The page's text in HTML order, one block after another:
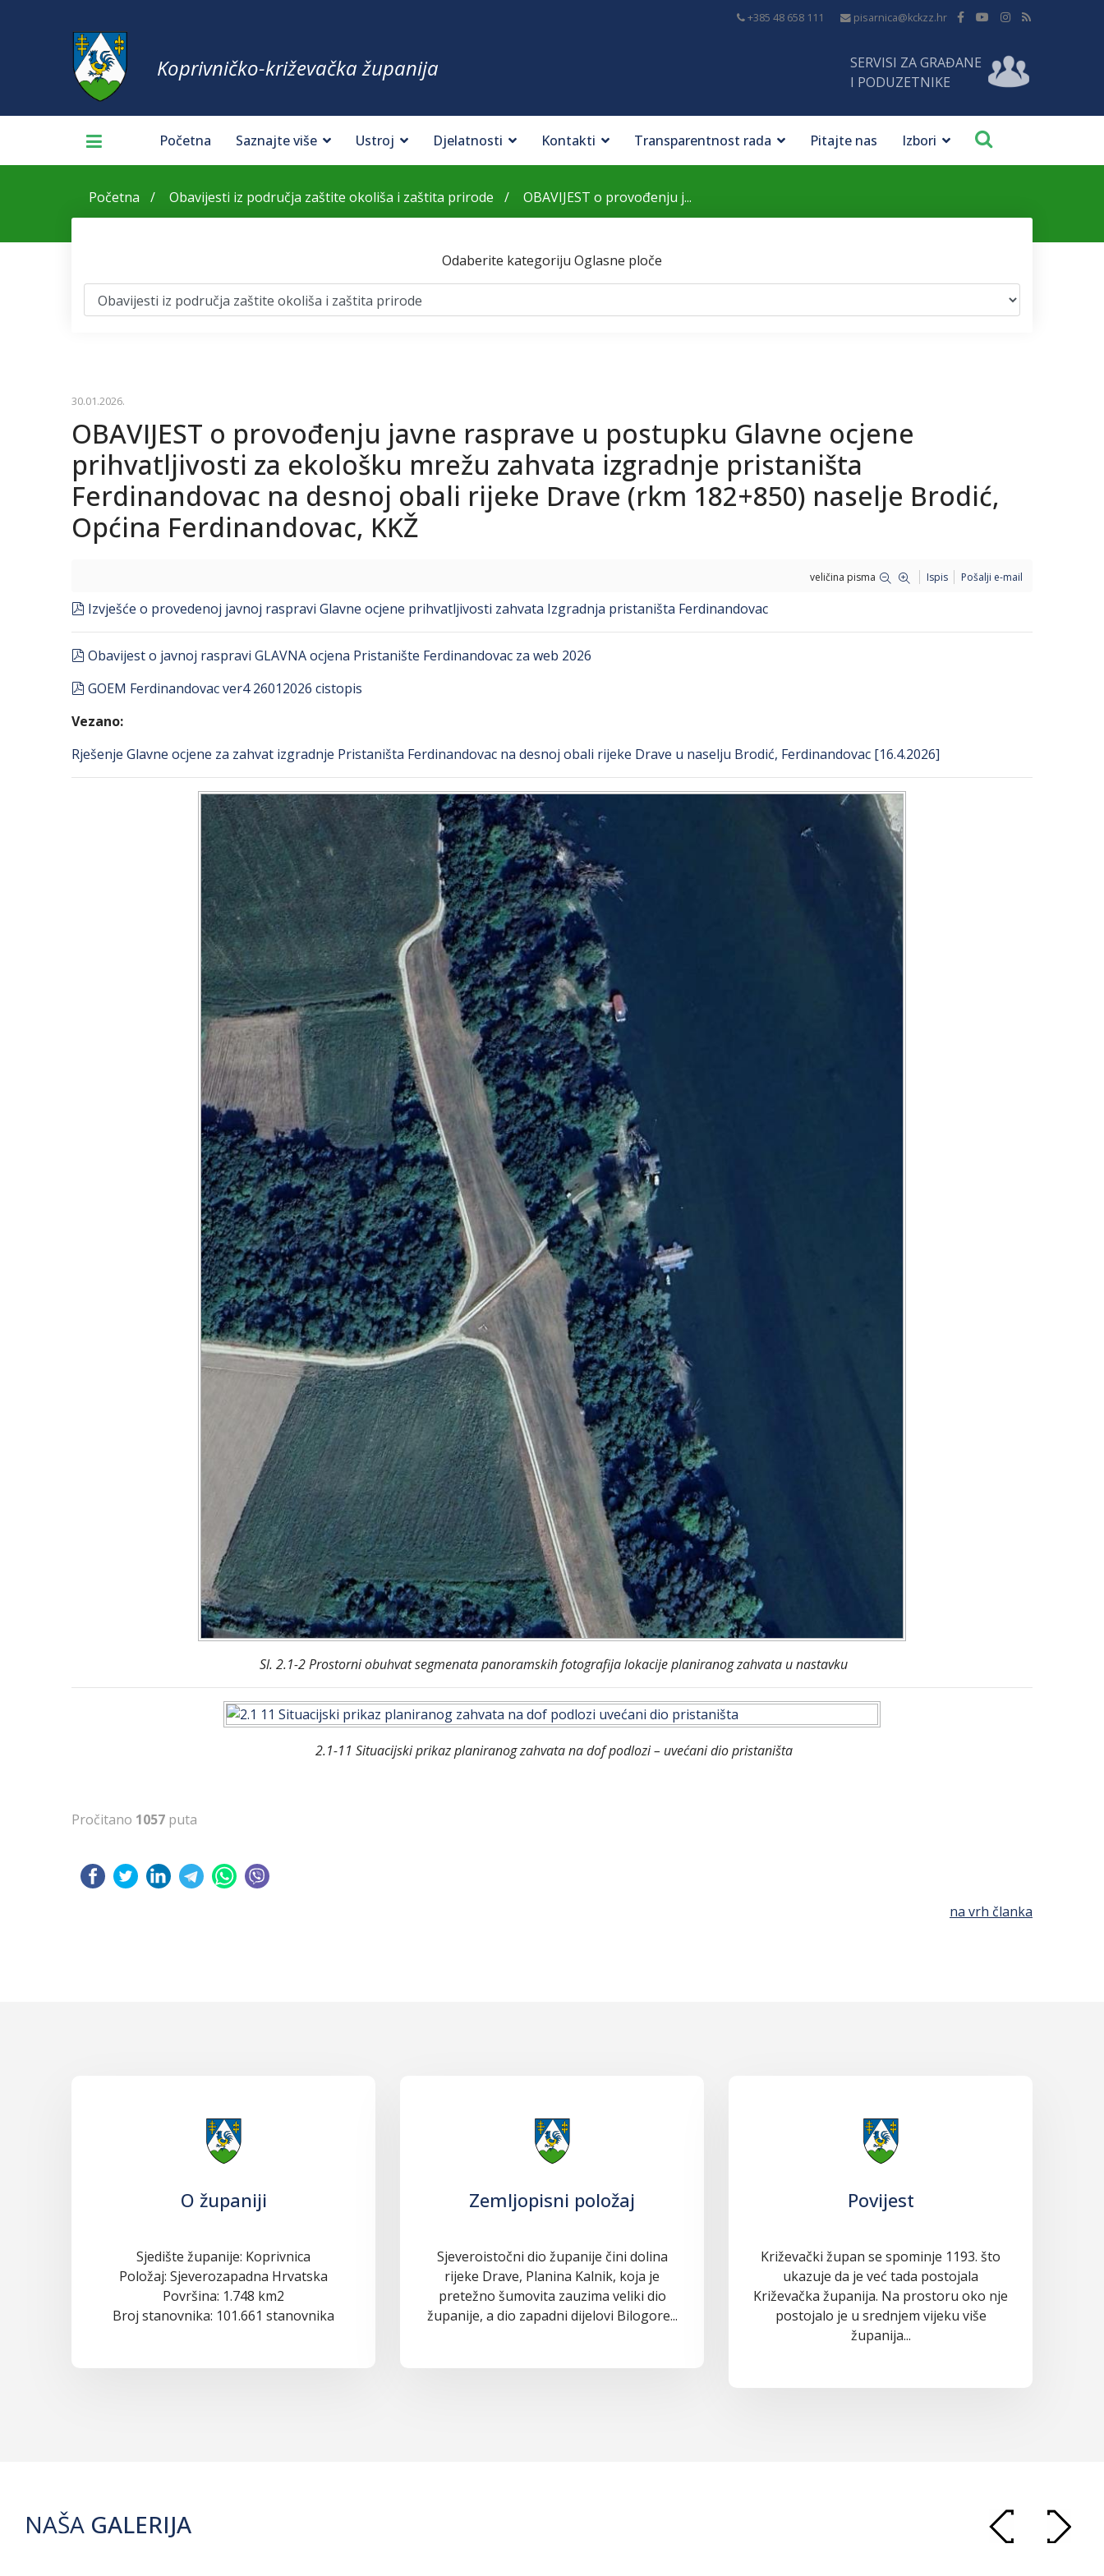
+385 48 658 111 pisarnica@kckzz.hr
Koprivničko-križevačka županija
SERVISI ZA GRAĐANE
I PODUZETNIKE
Početna Saznajte više Ustroj Djelatnosti Kontakti Transparentnost rada Pitajte nas Izbori
Početna Obavijesti iz područja zaštite okoliša i zaštita prirode OBAVIJEST o provođenju j...
Odaberite kategoriju Oglasne ploče
30.01.2026.
OBAVIJEST o provođenju javne rasprave u postupku Glavne ocjene
prihvatljivosti za ekološku mrežu zahvata izgradnje pristaništa
Ferdinandovac na desnoj obali rijeke Drave (rkm 182+850) naselje Brodić,
Općina Ferdinandovac, KKŽ
veličina pisma Ispis Pošalji e-mail
pdf
Izvješće o provedenoj javnoj raspravi Glavne ocjene prihvatljivosti zahvata Izgradnja pristaništa Ferdinandovac
pdf
Obavijest o javnoj raspravi GLAVNA ocjena Pristanište Ferdinandovac za web 2026
pdf
GOEM Ferdinandovac ver4 26012026 cistopis
Vezano:
Rješenje Glavne ocjene za zahvat izgradnje Pristaništa Ferdinandovac na desnoj obali rijeke Drave u naselju Brodić, Ferdinandovac [16.4.2026]
Sl. 2.1-2 Prostorni obuhvat segmenata panoramskih fotografija lokacije planiranog zahvata u nastavku
2.1-11 Situacijski prikaz planiranog zahvata na dof podlozi – uvećani dio pristaništa
Pročitano 1057 puta
na vrh članka
O županiji
Sjedište županije: Koprivnica
Položaj: Sjeverozapadna Hrvatska
Površina: 1.748 km2
Broj stanovnika: 101.661 stanovnika
Zemljopisni položaj
Sjeveroistočni dio županije čini dolina
rijeke Drave, Planina Kalnik, koja je
pretežno šumovita zauzima veliki dio
županije, a dio zapadni dijelovi Bilogore...
Povijest
Križevački župan se spominje 1193. što
ukazuje da je već tada postojala
Križevačka županija. Na prostoru oko nje
postojalo je u srednjem vijeku više
županija...
NAŠA GALERIJA